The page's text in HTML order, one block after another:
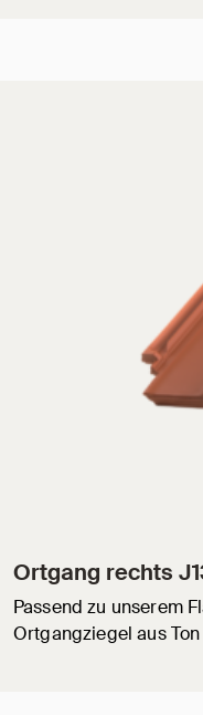
Ortgang rechts
Passend zu unserem
Ortgangziegel aus